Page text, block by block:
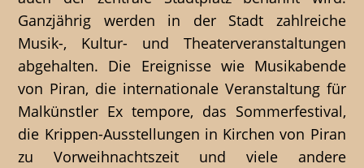
Ganzjährig werden in der Stadt zahlreiche
Musik-, Kultur- und Theaterveranstaltungen
abgehalten. Die Ereignisse wie Musikabende
von Piran, die internationale Veranstaltung für
Malkünstler Ex tempore, das Sommerfestival,
die Krippen-Ausstellungen in Kirchen von Piran
zu Vorweihnachtszeit und viele andere